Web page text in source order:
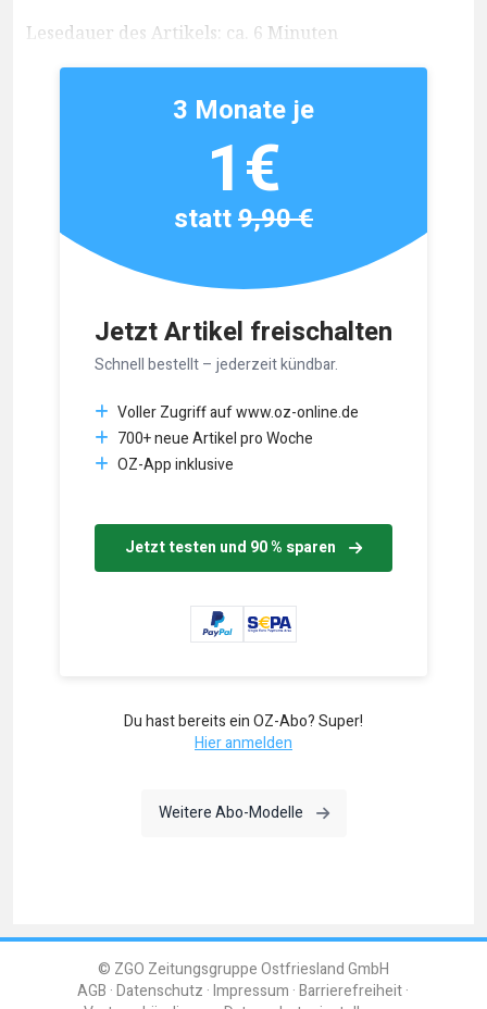
Lesedauer des Artikels: ca. 6 Minuten
Jetzt Artikel freischalten
Schnell bestellt – jederzeit kündbar.
Voller Zugriff auf www.oz-online.de
700+ neue Artikel pro Woche
OZ-App inklusive
Jetzt testen und 90 % sparen
3 Monate je
1€
statt9,90 €
Du hast bereits ein OZ-Abo? Super!
Hier anmelden
Weitere Abo-Modelle
© ZGO Zeitungsgruppe Ostfriesland GmbH
AGB Datenschutz Impressum Barrierefreiheit